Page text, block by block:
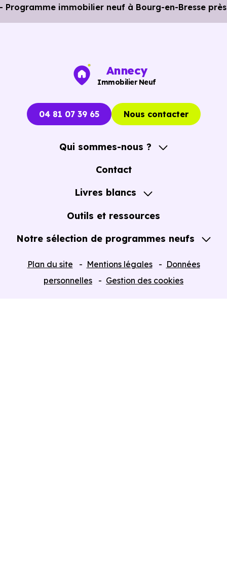
Programme immobilier neuf à Bourg-en-Bresse
Annecy
Immobilier Neuf
04 81 07 39 65 Nous contacter
Qui sommes-nous ?
A propos
Contact
Livres blancs
Guide de l'Achat immobilier neuf en VEFA
Outils et ressources
Notre sélection de programmes neufs
Plan du site Mentions légales
Données
personnelles
Gestion des cookies